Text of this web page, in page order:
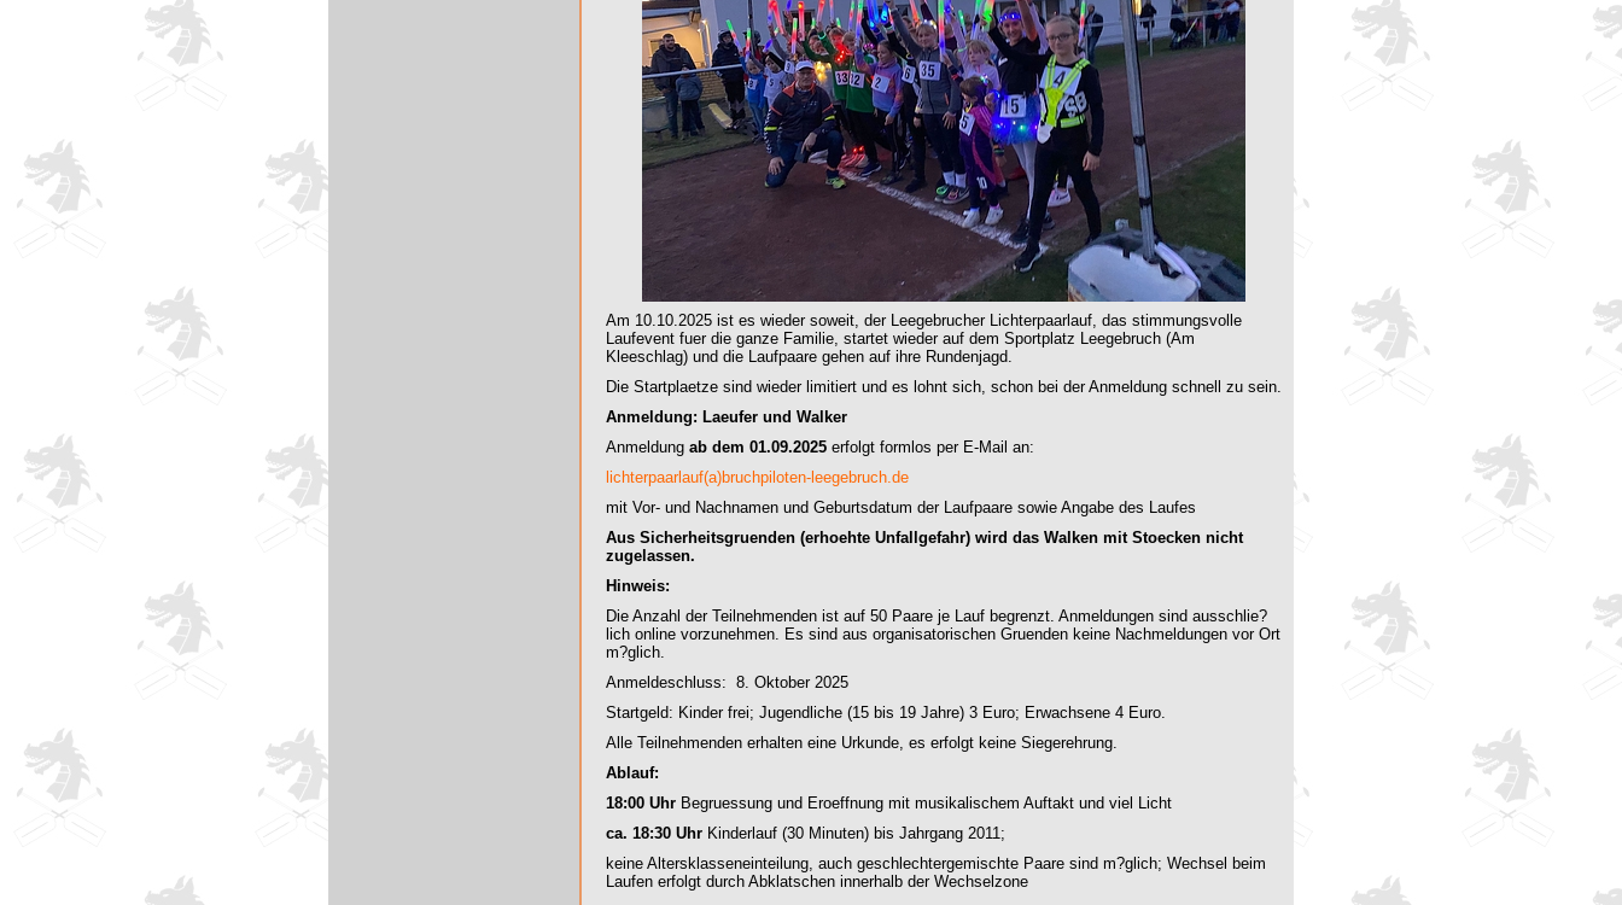
Am 10.10.2025 ist es wieder soweit, der Leegebrucher Lichterpaarlauf, das stimmungsvolle
Laufevent fuer die ganze Familie, startet wieder auf dem Sportplatz Leegebruch (Am
Kleeschlag) und die Laufpaare gehen auf ihre Rundenjagd.
Die Startplaetze sind wieder limitiert und es lohnt sich, schon bei der Anmeldung schnell zu sein.
Anmeldung: Laeufer und Walker
Anmeldung ab dem 01.09.2025 erfolgt formlos per E-Mail an:
lichterpaarlauf(a)bruchpiloten-leegebruch.de
mit Vor- und Nachnamen und Geburtsdatum der Laufpaare sowie Angabe des Laufes
Aus Sicherheitsgruenden (erhoehte Unfallgefahr) wird das Walken mit Stoecken nicht
zugelassen.
Hinweis:
Die Anzahl der Teilnehmenden ist auf 50 Paare je Lauf begrenzt. Anmeldungen sind ausschlie?
lich online vorzunehmen. Es sind aus organisatorischen Gruenden keine Nachmeldungen vor Ort
m?glich.
Anmeldeschluss: 8. Oktober 2025
Startgeld: Kinder frei; Jugendliche (15 bis 19 Jahre) 3 Euro; Erwachsene 4 Euro.
Alle Teilnehmenden erhalten eine Urkunde, es erfolgt keine Siegerehrung.
Ablauf:
18:00 Uhr Begruessung und Eroeffnung mit musikalischem Auftakt und viel Licht
ca. 18:30 Uhr Kinderlauf (30 Minuten) bis Jahrgang 2011;
keine Altersklasseneinteilung, auch geschlechtergemischte Paare sind m?glich; Wechsel beim
Laufen erfolgt durch Abklatschen innerhalb der Wechselzone